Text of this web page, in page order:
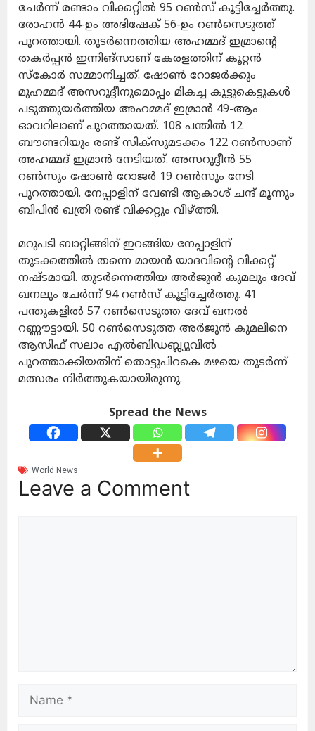
ചേർന്ന് രണ്ടാം വിക്കറ്റിൽ 95 റൺസ് കൂട്ടിച്ചേർത്തു.
രോഹൻ 44-ഉം അഭിഷേക് 56-ഉം റൺസെടുത്ത്
പുറത്തായി. തുടർന്നെത്തിയ അഹമ്മദ് ഇമ്രാന്റെ
തകർപ്പൻ ഇന്നിങ്സാണ് കേരളത്തിന് കൂറ്റൻ
സ്കോർ സമ്മാനിച്ചത്. ഷോൺ റോജർക്കും
മുഹമ്മദ് അസറുദ്ദീനുമൊപ്പം മികച്ച കൂട്ടുകെട്ടുകൾ
പടുത്തുയർത്തിയ അഹമ്മദ് ഇമ്രാൻ 49-ആം
ഓവറിലാണ് പുറത്തായത്. 108 പന്തിൽ 12
ബൗണ്ടറിയും രണ്ട് സിക്സുമടക്കം 122 റൺസാണ്
അഹമ്മദ് ഇമ്രാൻ നേടിയത്. അസറുദ്ദീൻ 55
റൺസും ഷോൺ റോജർ 19 റൺസും നേടി
പുറത്തായി. നേപ്പാളിന് വേണ്ടി ആകാശ് ചന്ദ് മൂന്നും
ബിപിൻ ഖത്രി രണ്ട് വിക്കറ്റും വീഴ്ത്തി.
മറുപടി ബാറ്റിങ്ങിന് ഇറങ്ങിയ നേപ്പാളിന്
തുടക്കത്തിൽ തന്നെ മായൻ യാദവിന്റെ വിക്കറ്റ്
നഷ്ടമായി. തുടർന്നെത്തിയ അർജുൻ കുമലും ദേവ്
ഖനലും ചേർന്ന് 94 റൺസ് കൂട്ടിച്ചേർത്തു. 41
പന്തുകളിൽ 57 റൺസെടുത്ത ദേവ് ഖനൽ
റണ്ണൗട്ടായി. 50 റൺസെടുത്ത അർജുൻ കുമലിനെ
ആസിഫ് സലാം എൽബിഡബ്ല്യുവിൽ
പുറത്താക്കിയതിന് തൊട്ടുപിറകെ മഴയെ തുടർന്ന്
മത്സരം നിർത്തുകയായിരുന്നു.
Spread the News
World News
Leave a Comment